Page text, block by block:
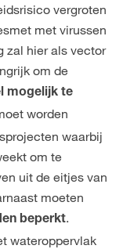
vergroten
met virussen
zal hier als vector
om de
mogelijk te
worden
waarbij
om te
uit de eitjes van
moeten
beperkt.
wateroppervlak